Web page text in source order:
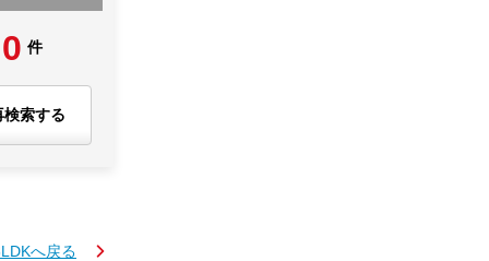
0 件
検索する
へ戻る